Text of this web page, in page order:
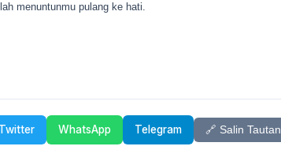
menuntunmu pulang ke hati.
Twitter WhatsApp Telegram 🔗 Salin Tautan